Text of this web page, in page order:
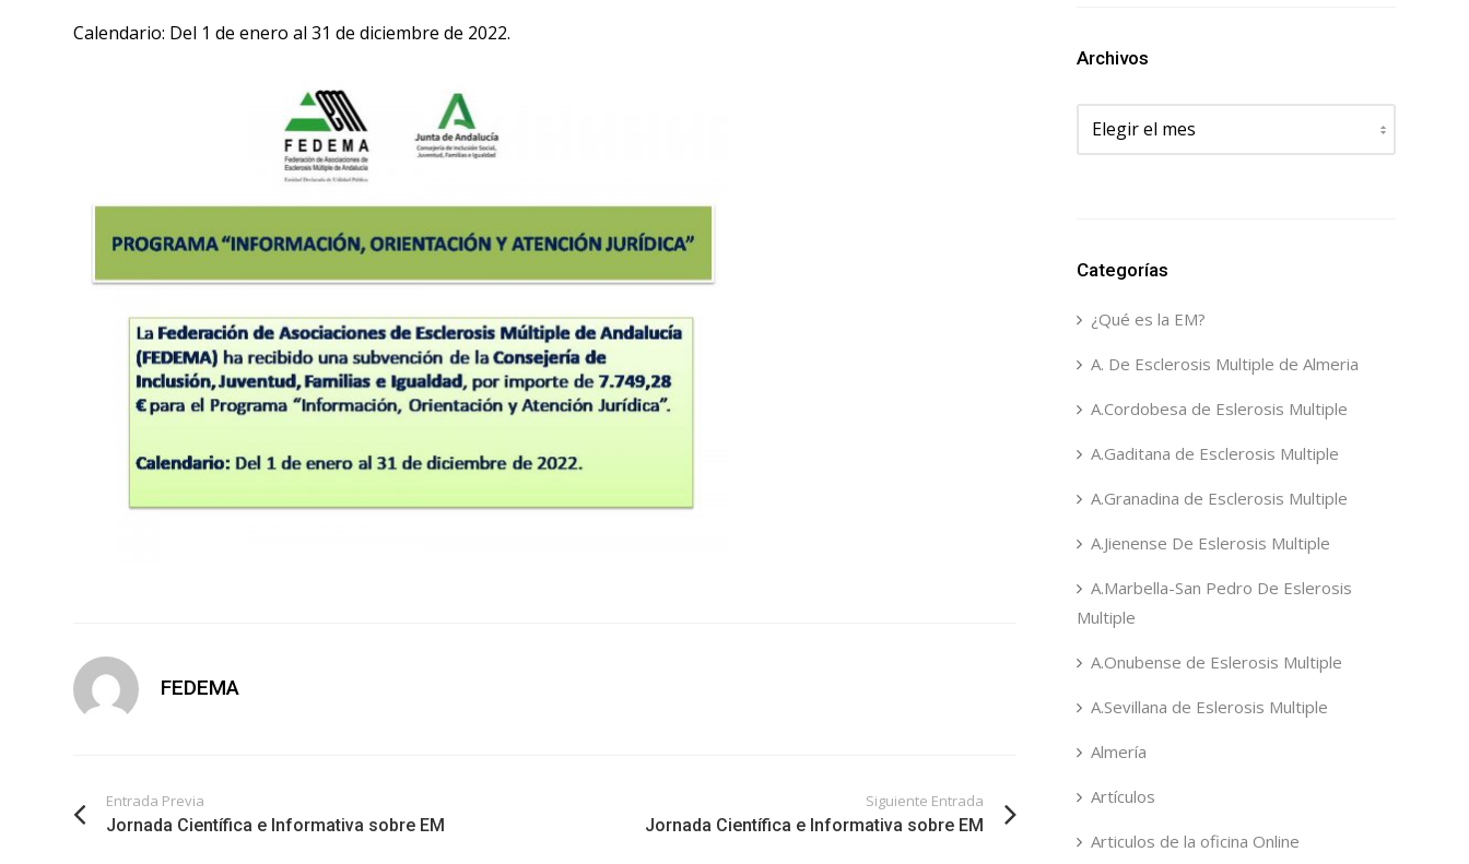
Calendario: Del 1 de enero al 31 de diciembre de 2022.
FEDEMA
Entrada Previa
Jornada Científica e Informativa sobre EM
Siguiente Entrada
Jornada Científica e Informativa sobre EM
Archivos
Archivos
Categorías
¿Qué es la EM?
A. De Esclerosis Multiple de Almeria
A.Cordobesa de Eslerosis Multiple
A.Gaditana de Esclerosis Multiple
A.Granadina de Esclerosis Multiple
A.Jienense De Eslerosis Multiple
A.Marbella-San Pedro De Eslerosis
Multiple
A.Onubense de Eslerosis Multiple
A.Sevillana de Eslerosis Multiple
Almería
Artículos
Articulos de la oficina Online